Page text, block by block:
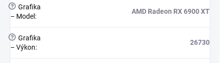
? Grafika
– Model :
AMD Radeon RX 6900 XT
? Grafika
– Výkon:
26730